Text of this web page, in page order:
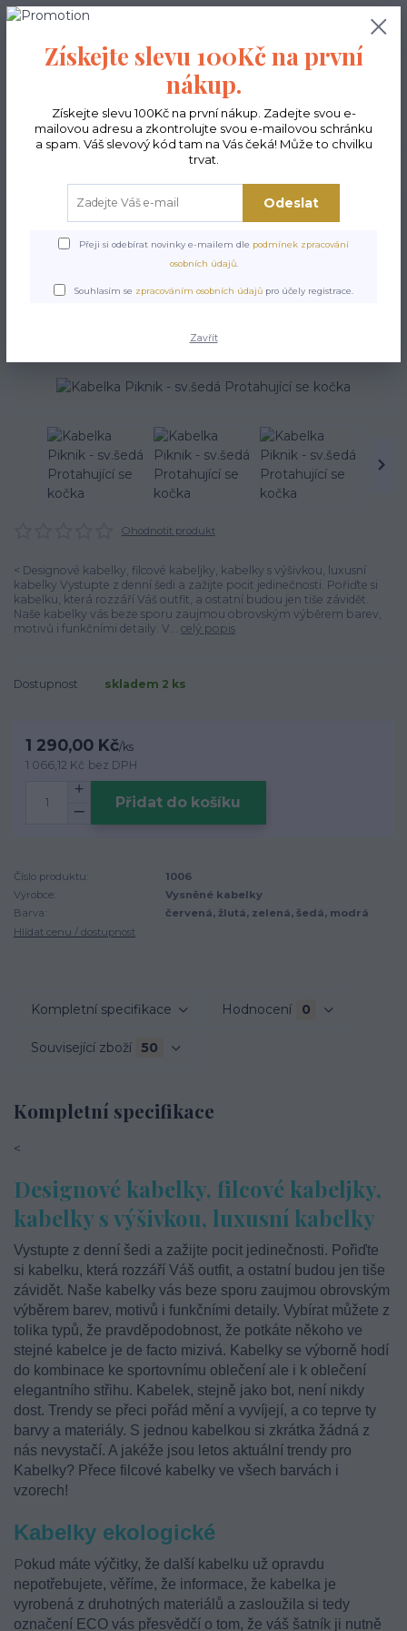
0,00 Kč
Kabelky ekologické Kabelky velké
Kabelka Piknik - sv.šedá
Ohodnotit produkt
< Designové kabelky, filcové kabeljky, kabelky s výšivkou, luxusní
kabelky Vystupte z denní šedi a zažijte pocit jedinečnosti. Pořiďte si
kabelku, která rozzáří Váš outfit, a ostatní budou jen tiše závidět.
Naše kabelky vás beze sporu zaujmou obrovským výběrem barev,
motivů i funkčními detaily. V... celý popis
Dostupnost skladem 2 ks
1 290,00 Kč/ks
1 066,12 Kč bez DPH
Přidat do košíku
Číslo produktu:
1006
Výrobce:
Vysněné kabelky
Barva:
červená, žlutá, zelená, šedá, modrá
Hlídat cenu / dostupnost
Kompletní specifikace Hodnocení 0
Související zboží 50
Kompletní specifikace
<
Designové kabelky, filcové kabeljky,
kabelky s výšivkou, luxusní kabelky
Vystupte z denní šedi a zažijte pocit jedinečnosti. Pořiďte
si kabelku, která rozzáří Váš outfit, a ostatní budou jen tiše
závidět. Naše kabelky vás beze sporu zaujmou obrovským
výběrem barev, motivů i funkčními detaily. Vybírat můžete z
tolika typů, že pravděpodobnost, že potkáte někoho ve
stejné kabelce je de facto mizivá. Kabelky se výborně hodí
do kombinace ke sportovnímu oblečení ale i k oblečení
elegantního střihu. Kabelek, stejně jako bot, není nikdy
dost. Trendy se přeci pořád mění a vyvíjejí, a co teprve ty
barvy a materiály. S jednou kabelkou si zkrátka žádná z
nás nevystačí. A jakéže jsou letos aktuální trendy pro
Kabelky? Přece filcové kabelky ve všech barvách i
vzorech!
Kabelky ekologické
Pokud máte výčitky, že další kabelku už opravdu
nepotřebujete, věříme, že informace, že kabelka je
vyrobená z druhotných materiálů a zasloužila si tedy
označení ECO vás přesvědčí o tom, že váš šatník ji nutně
Získejte slevu 100Kč na první
nákup.
Získejte slevu 100Kč na první nákup. Zadejte svou e-
mailovou adresu a zkontrolujte svou e-mailovou schránku
a spam. Váš slevový kód tam na Vás čeká! Může to chvilku
trvat.
Odeslat
Přeji si odebírat novinky e-mailem dle podmínek zpracování
osobních údajů.
Souhlasím se zpracováním osobních údajů pro účely registrace.
Zavřít